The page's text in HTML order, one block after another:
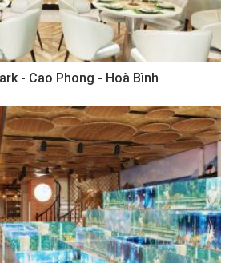
- Cao Phong - Hoà Bình